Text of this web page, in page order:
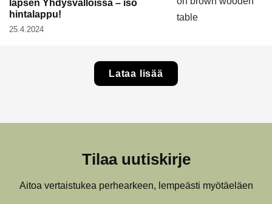
lapsen Yhdysvalloissa – iso
hintalappu!
25.4.2024
Lataa lisää
Tilaa uutiskirje
Aitoa vertaistukea perhearkeen, lempeästi myötäeläen